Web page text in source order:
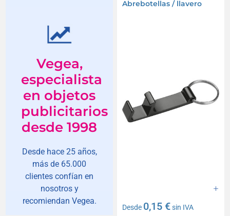
Vegea,
especialista
en objetos
publicitarios
desde 1998
Desde hace 25 años,
más de 65.000
clientes confían en
nosotros y
recomiendan Vegea.
Abrebotellas / llavero
Desde 0,15 €sin IVA